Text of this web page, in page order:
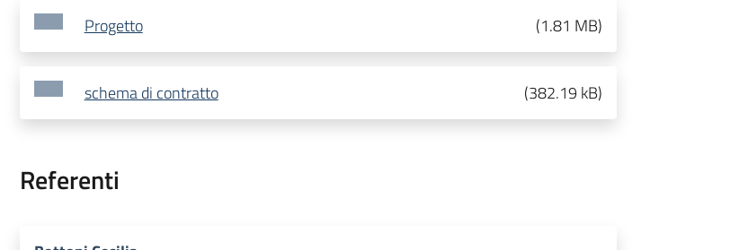
Progetto (1.81 MB)
schema di contratto (382.19 kB)
Referenti